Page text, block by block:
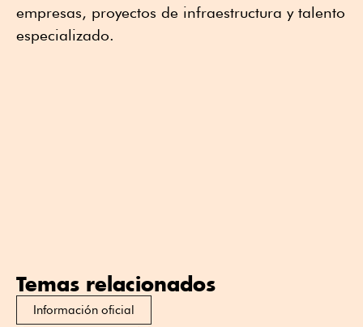
empresas, proyectos de infraestructura y talento
especializado.
Temas relacionados
Información oficial